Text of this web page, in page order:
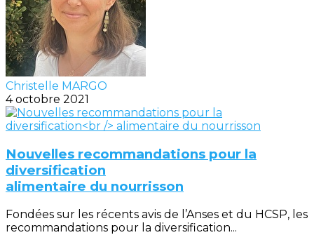
Christelle MARGO
4 octobre 2021
Nouvelles recommandations pour la
diversification
alimentaire du nourrisson
Fondées sur les récents avis de l’Anses et du HCSP, les
recommandations pour la diversification...